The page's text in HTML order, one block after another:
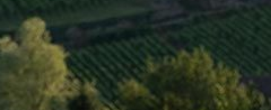
differences between soils play a very
important role in the aromatic balance of
the wines, allowing the domaine to offer a
very broad and diverse selection of wines.